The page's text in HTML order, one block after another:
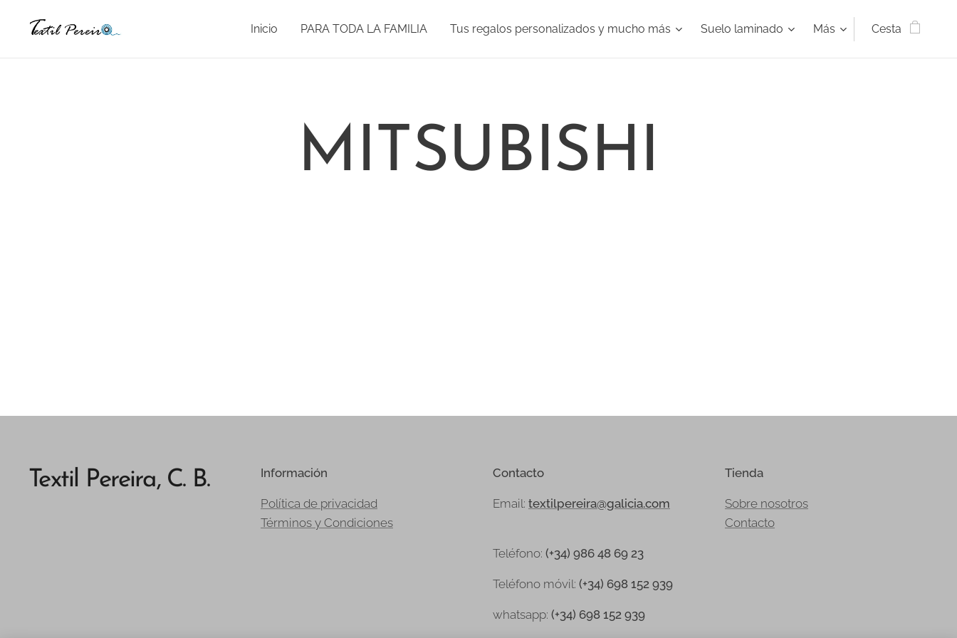
Inicio PARA TODA LA FAMILIA Tus regalos personalizados y mucho más Suelo laminado Más Cesta
MITSUBISHI
Textil Pereira, C. B. Información
Política de privacidad
Términos y Condiciones
Contacto
Email: textilpereira@galicia.com
Teléfono: (+34) 986 48 69 23
Teléfono móvil: (+34) 698 152 939
whatsapp: (+34) 698 152 939
Tienda
Sobre nosotros
Contacto